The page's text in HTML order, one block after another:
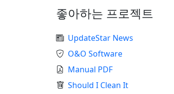
좋아하는 프로젝트
UpdateStar News
O&O Software
Manual PDF
Should I Clean It